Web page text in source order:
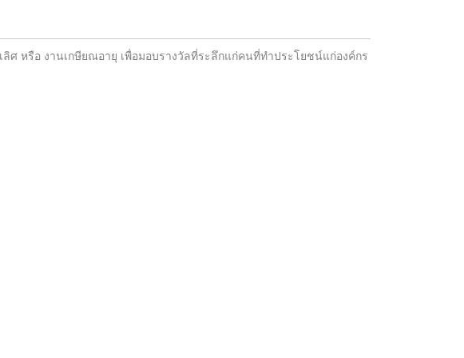
หรือ งานเกษียณอายุ เพื่อมอบรางวัลที่ระลึกแก่คนที่ทำประโยชน์แก่องค์กร